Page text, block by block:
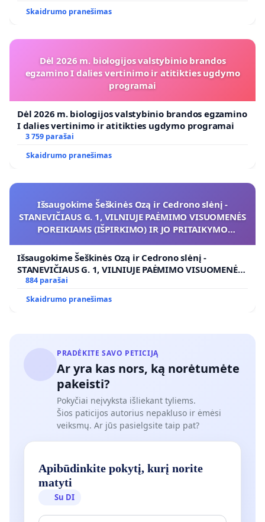
Skaidrumo pranešimas
Dėl 2026 m. biologijos valstybinio brandos
egzamino I dalies vertinimo ir atitikties ugdymo
programai
Dėl 2026 m. biologijos valstybinio brandos egzamino
I dalies vertinimo ir atitikties ugdymo programai
3 759 parašai
Skaidrumo pranešimas
Išsaugokime Šeškinės Ozą ir Cedrono slėnį -
STANEVIČIAUS G. 1, VILNIUJE PAĖMIMO VISUOMENĖS
POREIKIAMS (IŠPIRKIMO) IR JO PRITAIKYMO
Išsaugokime Šeškinės Ozą ir Cedrono slėnį -
STANEVIČIAUS G. 1, VILNIUJE PAĖMIMO VISUOMENĖS
POREIKIAMS (IŠPIRKIMO) IR JO PRITAIKYMO VIEŠAJAI
884 parašai
Skaidrumo pranešimas
PRADĖKITE SAVO PETICIJĄ
Ar yra kas nors, ką norėtumėte
pakeisti?
Pokyčiai neįvyksta išliekant tyliems.
Šios paticijos autorius nepakluso ir ėmėsi
veiksmų. Ar jūs pasielgsite taip pat?
Apibūdinkite pokytį, kurį norite
matyti
Su DI